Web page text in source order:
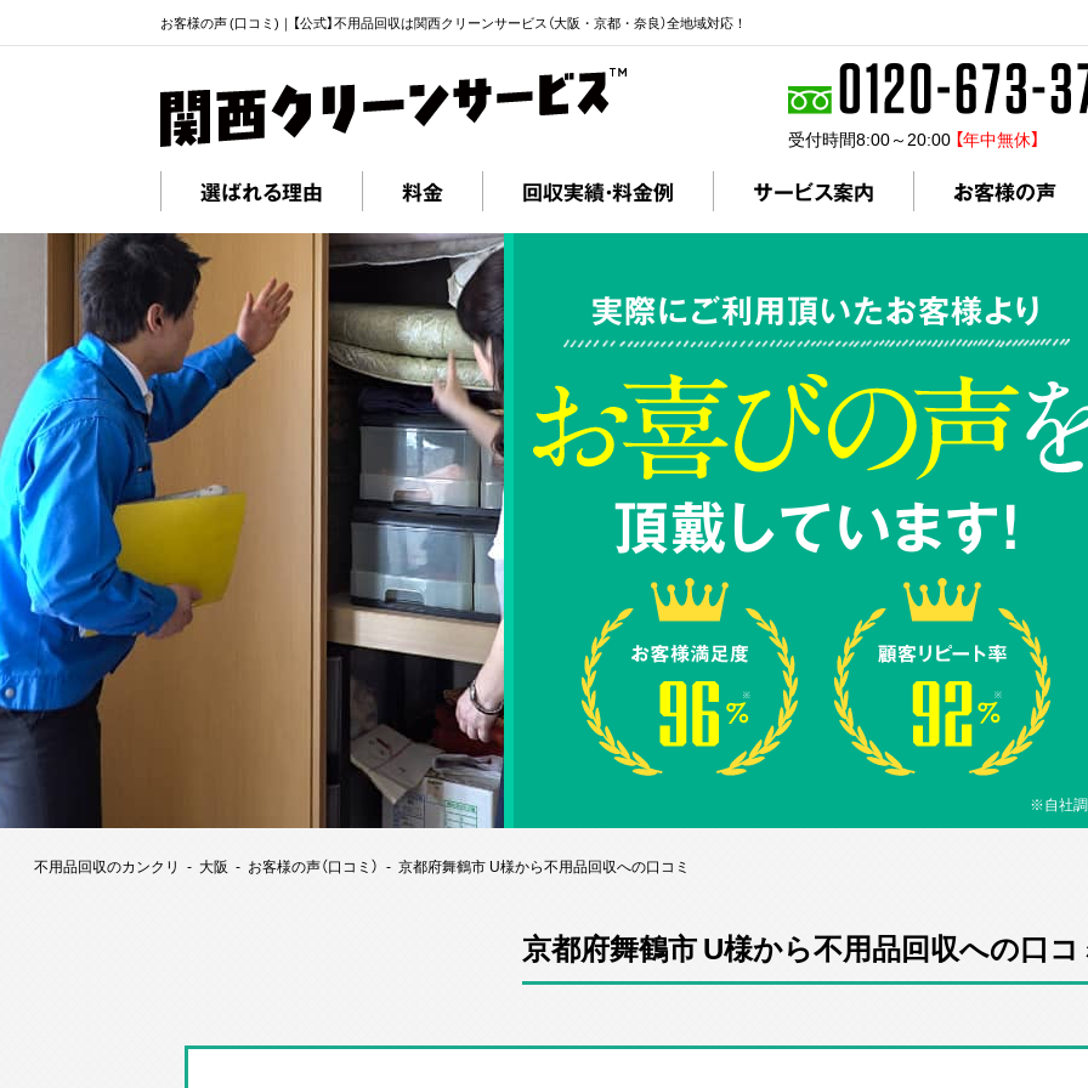
お客様の声 (口コミ)｜【公式】不用品回収は関西クリーンサービス（大阪・京都・奈良）全地域対応！
受付時間8:00～20:00 【年中無休】
選ばれる理由 料金 回収実績・料金例 サービス案内 お客様の声
実際にご利用頂いたお客様より
頂戴しています!
※自社
不用品回収のカンクリ 大阪 お客様の声（口コミ） 京都府舞鶴市 U様から不用品回収への口コミ
京都府舞鶴市 U様から不用品回収への口